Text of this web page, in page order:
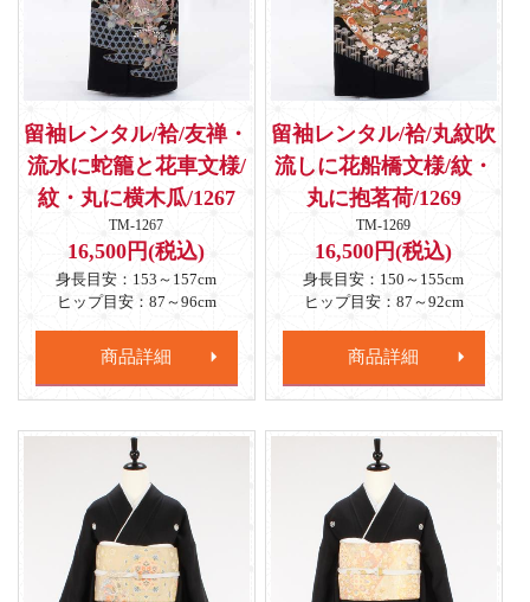
留袖レンタル/袷/友禅・
流水に蛇籠と花車文様/
紋・丸に横木瓜/1267
TM-1267
16,500円(税込)
身長目安：153～157cm
ヒップ目安：87～96cm
商品詳細
留袖レンタル/袷/丸紋吹
流しに花船橋文様/紋・
丸に抱茗荷/1269
TM-1269
16,500円(税込)
身長目安：150～155cm
ヒップ目安：87～92cm
商品詳細